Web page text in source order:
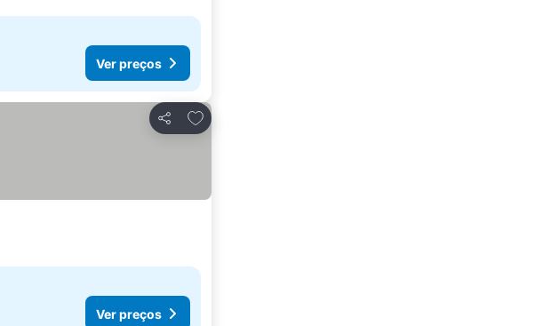
Ver preços
Partilhar
Adicionar aos favoritos
Ver preços